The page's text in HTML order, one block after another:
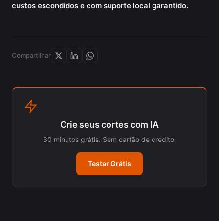
custos escondidos e com suporte local garantido.
Compartilhar
Crie seus cortes com IA
30 minutos grátis. Sem cartão de crédito.
Testar Grátis